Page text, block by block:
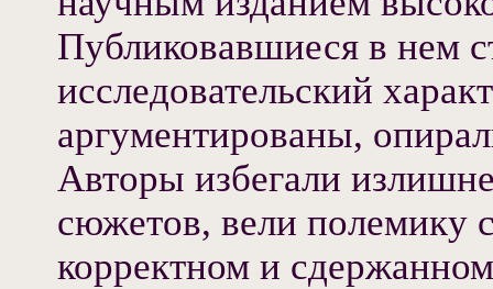
Публиковавшиеся в нем
исследовательский
аргументированы,
Авторы избегали
сюжетов, вели полемику
корректном и